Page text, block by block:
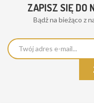
ZAPISZ SIĘ DO
Bądż na bieżąco z